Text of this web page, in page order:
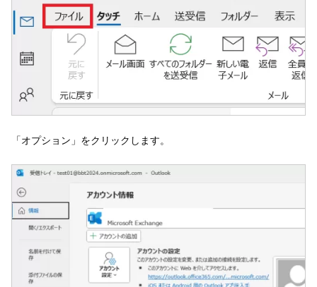
「オプション」をクリックします。